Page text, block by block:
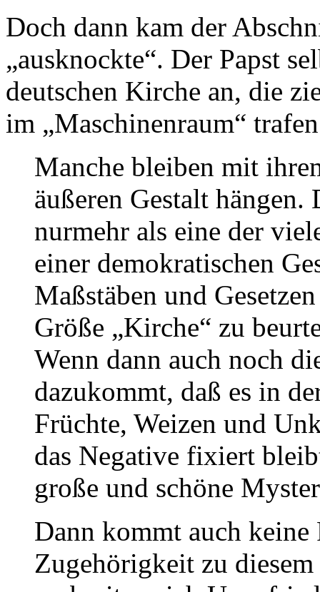
Doch dann kam der
„ausknockte“. Der Papst
deutschen Kirche an, die
im „Maschinenraum“
Manche bleiben mit
äußeren Gestalt
nurmehr als eine der
einer demokratischen
Maßstäben und
Größe „Kirche“ zu
Wenn dann auch noch
dazukommt, daß es in
Früchte, Weizen und
das Negative fixiert
große und schöne
Dann kommt auch keine
Zugehörigkeit zu